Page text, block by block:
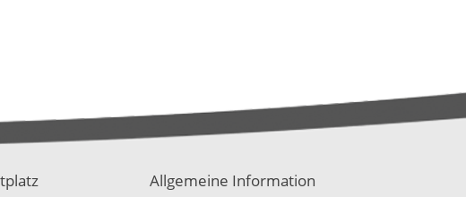
Allgemeine Information